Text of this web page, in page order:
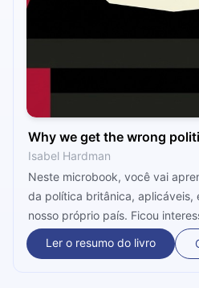
Why we get the wrong
Isabel Hardman
Neste microbook, você vai
da política britânica, aplicáveis,
nosso próprio país. Ficou
minutos, por que sempre
representantes que, cedo ou
Ler o resumo do livro